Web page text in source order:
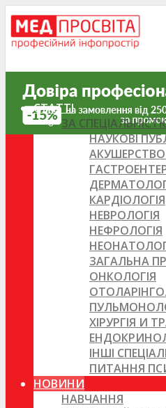
СТАТТІ
ЗА
НАУКОВІ
АКУШЕРСТВО
КАРДІОЛОГІЯ
НЕВРОЛОГІЯ
НЕФРОЛОГІЯ
ЗАГАЛЬНА
ОНКОЛОГІЯ
ХІРУРГІЯ И
ІНШІ
ПИТАННЯ
НОВИНИ
НАВЧАННЯ